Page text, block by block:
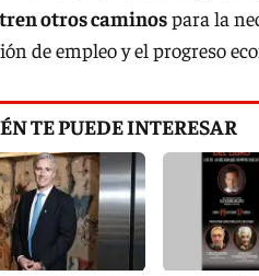
otros caminospara la
de empleo y el progreso
TE PUEDE INTERESAR